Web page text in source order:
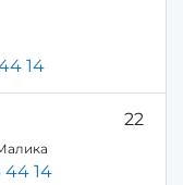
14
22
44 14